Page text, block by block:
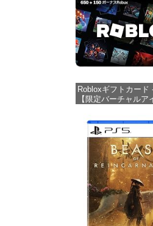
Robloxギフトカード
【限定バーチャルア
む】 【オンライン
ド】 ロブロックス |
コード版